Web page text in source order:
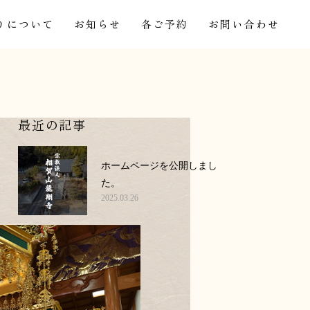
について お知らせ 各ご予約 お問い合わせ
最近の記事
ホームページを公開しまし
た。
2025.03.26